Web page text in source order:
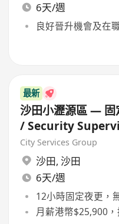
6天/週
良好晉升機會及在
最新
沙田小瀝源區 — 固
/ Security
$25,900）
City Services Group
沙田, 沙田
6天/週
12小時固定夜更，
月薪港幣$25,900